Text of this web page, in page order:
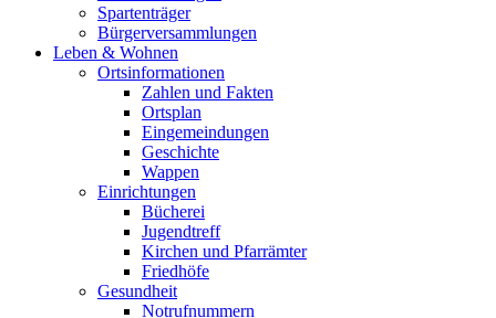
Spartenträger
Bürgerversammlungen
Leben & Wohnen
Ortsinformationen
Zahlen und Fakten
Ortsplan
Eingemeindungen
Geschichte
Wappen
Einrichtungen
Bücherei
Jugendtreff
Kirchen und Pfarrämter
Friedhöfe
Gesundheit
Notrufnummern